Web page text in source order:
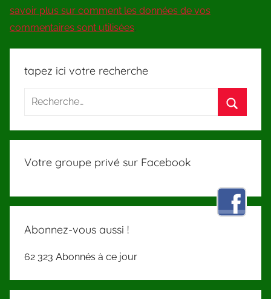
savoir plus sur comment les données de vos
commentaires sont utilisées.
tapez ici votre recherche
Votre groupe privé sur Facebook
Abonnez-vous aussi !
62 323 Abonnés à ce jour